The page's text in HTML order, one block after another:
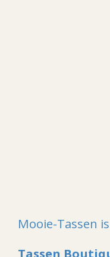
Mooie-Tassen
Tassen